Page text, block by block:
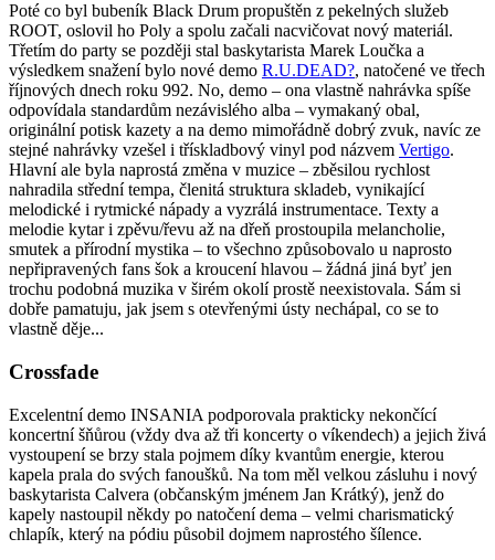
Poté co byl bubeník Black Drum propuštěn z pekelných služeb
ROOT, oslovil ho Poly a spolu začali nacvičovat nový materiál.
Třetím do party se později stal baskytarista Marek Loučka a
výsledkem snažení bylo nové demo R.U.DEAD?, natočené ve třech
říjnových dnech roku 992. No, demo – ona vlastně nahrávka spíše
odpovídala standardům nezávislého alba – vymakaný obal,
originální potisk kazety a na demo mimořádně dobrý zvuk, navíc ze
stejné nahrávky vzešel i třískladbový vinyl pod názvem Vertigo.
Hlavní ale byla naprostá změna v muzice – zběsilou rychlost
nahradila střední tempa, členitá struktura skladeb, vynikající
melodické i rytmické nápady a vyzrálá instrumentace. Texty a
melodie kytar i zpěvu/řevu až na dřeň prostoupila melancholie,
smutek a přírodní mystika – to všechno způsobovalo u naprosto
nepřipravených fans šok a kroucení hlavou – žádná jiná byť jen
trochu podobná muzika v širém okolí prostě neexistovala. Sám si
dobře pamatuju, jak jsem s otevřenými ústy nechápal, co se to
vlastně děje...
Crossfade
Excelentní demo INSANIA podporovala prakticky nekončící
koncertní šňůrou (vždy dva až tři koncerty o víkendech) a jejich živá
vystoupení se brzy stala pojmem díky kvantům energie, kterou
kapela prala do svých fanoušků. Na tom měl velkou zásluhu i nový
baskytarista Calvera (občanským jménem Jan Krátký), jenž do
kapely nastoupil někdy po natočení dema – velmi charismatický
chlapík, který na pódiu působil dojmem naprostého šílence.